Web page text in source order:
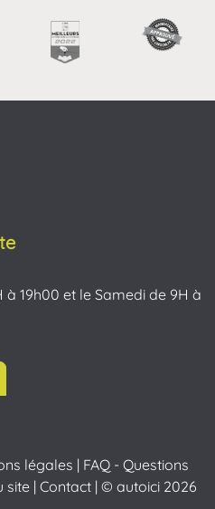
19h00 et le Samedi de 9H à
légales | FAQ - Questions
site| Contact| © autoici 2026